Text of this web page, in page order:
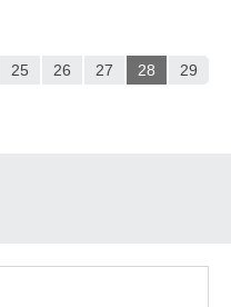
25 26 27 28 29